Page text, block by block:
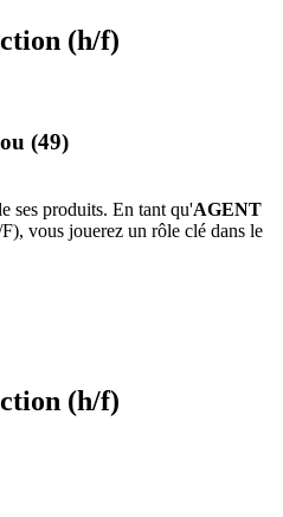
(h/f)
(49)
ses produits. En tant qu'AGENT
vous jouerez un rôle clé dans le
(h/f)